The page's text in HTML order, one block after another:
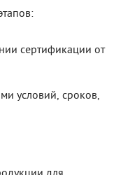
сертификации от
условий, сроков,
для